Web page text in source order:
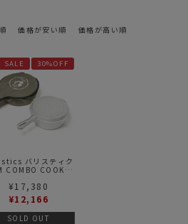
価格が安い順 価格が高い順
バリスティク
COMBO COOKER
SALE 30%OFF
¥17,380
¥12,166
SOLD OUT